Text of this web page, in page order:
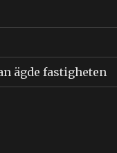
ägde fastigheten